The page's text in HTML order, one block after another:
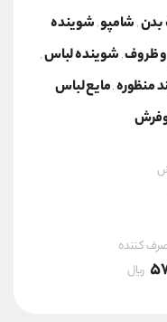
بدن,شامپو,شوینده
ظروف,شوینده لباس,
منظوره,مایع لباس
کننده
ریال